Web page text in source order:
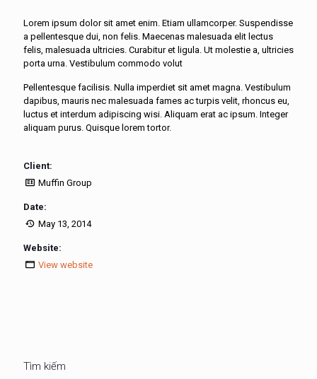
Lorem ipsum dolor sit amet enim. Etiam ullamcorper. Suspendisse
a pellentesque dui, non felis. Maecenas malesuada elit lectus
felis, malesuada ultricies. Curabitur et ligula. Ut molestie a, ultricies
porta urna. Vestibulum commodo volut
Pellentesque facilisis. Nulla imperdiet sit amet magna. Vestibulum
dapibus, mauris nec malesuada fames ac turpis velit, rhoncus eu,
luctus et interdum adipiscing wisi. Aliquam erat ac ipsum. Integer
aliquam purus. Quisque lorem tortor.
Client:
Muffin Group
Date:
May 13, 2014
Website:
View website
Tìm kiếm